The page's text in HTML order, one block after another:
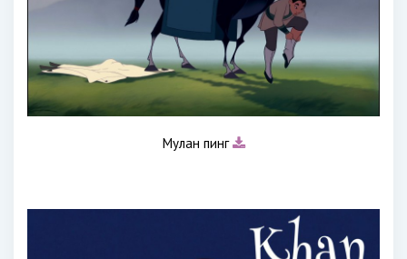
Мулан пинг